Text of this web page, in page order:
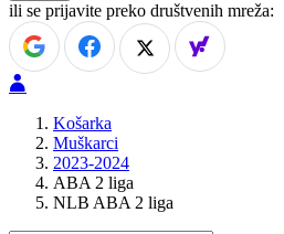
ili se prijavite preko društvenih mreža:
Košarka
Muškarci
2023-2024
ABA 2 liga
NLB ABA 2 liga